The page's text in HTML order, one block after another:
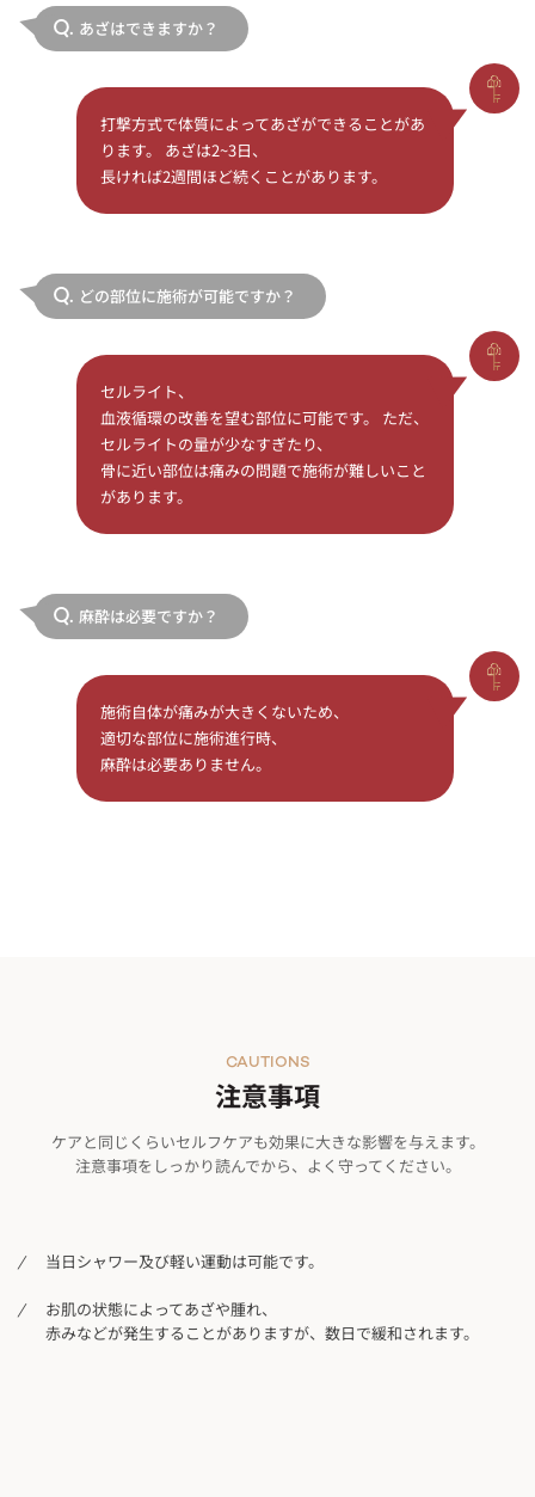
Q. あざはできますか？
打撃方式で体質によってあざができることがあ
ります。 あざは2~3日、
長ければ2週間ほど続くことがあります。
Q. どの部位に施術が可能ですか？
セルライト、
血液循環の改善を望む部位に可能です。 ただ、
セルライトの量が少なすぎたり、
骨に近い部位は痛みの問題で施術が難しいこと
があります。
Q. 麻酔は必要ですか？
施術自体が痛みが大きくないため、
適切な部位に施術進行時、
麻酔は必要ありません。
注意事項
CAUTIONS
ケアと同じくらいセルフケアも効果に大きな影響を与えます。
注意事項をしっかり読んでから、よく守ってください。
当日シャワー及び軽い運動は可能です。
お肌の状態によってあざや腫れ、
赤みなどが発生することがありますが、数日で緩和されます。